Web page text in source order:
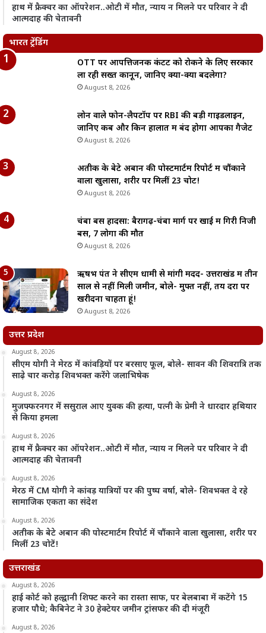
हाथ में फ्रैक्चर का ऑपरेशन..ओटी में मौत, न्याय न मिलने पर परिवार ने दी
आत्मदाह की चेतावनी
भारत ट्रेंडिंग
OTT पर आपत्तिजनक कंटेंट को रोकने के लिए सरकार
ला रही सख्त कानून, जानिए क्या-क्या बदलेगा?
August 8, 2026
लोन वाले फोन-लैपटॉप पर RBI की बड़ी गाइडलाइन,
जानिए कब और किन हालात में बंद होगा आपका गैजेट
August 8, 2026
अतीक के बेटे अबान की पोस्टमार्टम रिपोर्ट में चौंकाने
वाला खुलासा, शरीर पर मिलीं 23 चोटें!
August 8, 2026
चंबा बस हादसा: बैरागढ़-चंबा मार्ग पर खाई में गिरी निजी
बस, 7 लोगों की मौत
August 8, 2026
ऋषभ पंत ने सीएम धामी से मांगी मदद- उत्तराखंड में तीन
साल से नहीं मिली जमीन, बोले- मुफ्त नहीं, तय दरों पर
खरीदना चाहता हूं!
August 8, 2026
उत्तर प्रदेश
August 8, 2026
सीएम योगी ने मेरठ में कांवड़ियों पर बरसाए फूल, बोले- सावन की शिवरात्रि तक
साढ़े चार करोड़ शिवभक्त करेंगे जलाभिषेक
August 8, 2026
मुजफ्फरनगर में ससुराल आए युवक की हत्या, पत्नी के प्रेमी ने धारदार हथियार
से किया हमला
August 8, 2026
हाथ में फ्रैक्चर का ऑपरेशन..ओटी में मौत, न्याय न मिलने पर परिवार ने दी
आत्मदाह की चेतावनी
August 8, 2026
मेरठ में CM योगी ने कांवड़ यात्रियों पर की पुष्प वर्षा, बोले- शिवभक्त दे रहे
सामाजिक एकता का संदेश
August 8, 2026
अतीक के बेटे अबान की पोस्टमार्टम रिपोर्ट में चौंकाने वाला खुलासा, शरीर पर
मिलीं 23 चोटें!
उत्तराखंड
August 8, 2026
हाई कोर्ट को हल्द्वानी शिफ्ट करने का रास्ता साफ, पर बेलबाबा में कटेंगे 15
हजार पौधे; कैबिनेट ने 30 हेक्टेयर जमीन ट्रांसफर की दी मंजूरी
August 8, 2026